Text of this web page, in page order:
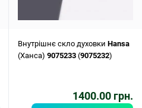
Внутрішнє скло духовки Hansa
(Ханса) 9075233 (9075232)
1400.00 грн.